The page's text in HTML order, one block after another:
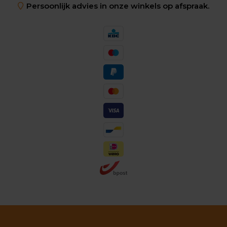
Persoonlijk advies in onze winkels op afspraak.